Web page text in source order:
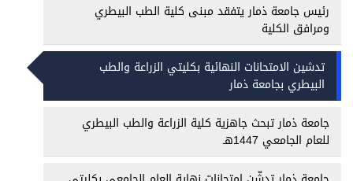
رئيس جامعة ذمار يتفقد مبنى كلية الطب البيطري
ومرافق الكلية
تدشين الامتحانات النهائية بكليتي الزراعة والطب
البيطري بجامعة ذمار
جامعة ذمار تبحث جاهزية كلية الزراعة والطب البيطري
للعام الجامعي 1447هـ